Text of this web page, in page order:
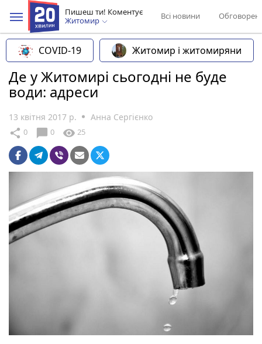
Пишеш ти! Коментує
Житомир
Всі новини
COVID-19 Житомир і житомиряни
Де у Житомирі сьогодні не буде
води: адреси
13 квітня 2017 р. Анна Сергієнко
share 0 chat_bubble 0 visibility 25